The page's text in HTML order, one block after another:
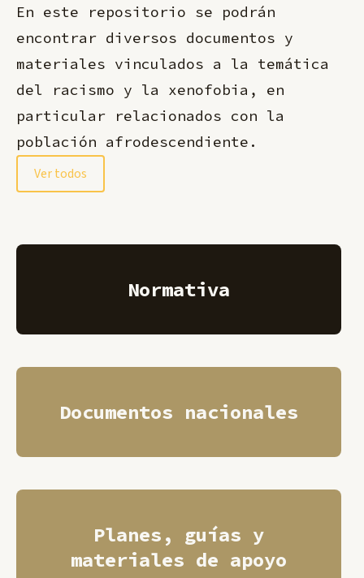
En este repositorio se podrán
encontrar diversos documentos y
materiales vinculados a la temática
del racismo y la xenofobia, en
particular relacionados con la
población afrodescendiente.
Ver todos
Normativa
Documentos nacionales
Planes, guías y
materiales de apoyo